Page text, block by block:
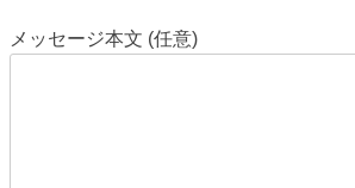
メッセージ本文 (任意)